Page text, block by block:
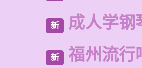
新 成人学钢
新 福州流行